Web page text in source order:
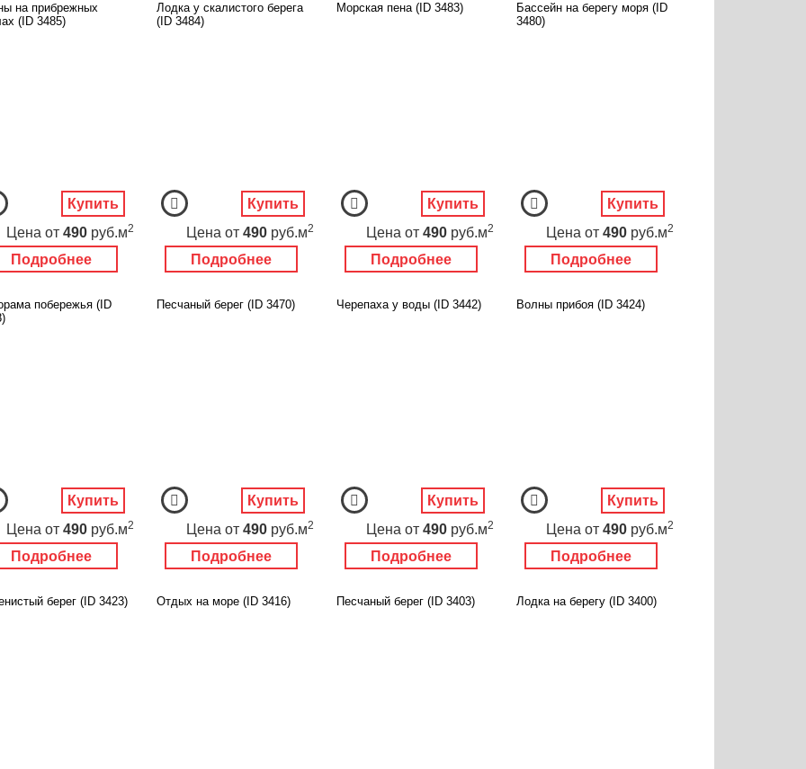
на прибрежных
(ID 3485)
Подробнее
Цена от 490 руб.м2
Купить
Лодка у скалистого берега
(ID 3484)
Подробнее
Цена от 490 руб.м2
Купить
Морская пена (ID 3483)
Подробнее
Цена от 490 руб.м2
Купить
Бассейн на берегу моря (ID
3480)
Подробнее
Цена от 490 руб.м2
Купить
побережья (ID
Подробнее
Цена от 490 руб.м2
Купить
Песчаный берег (ID 3470)
Подробнее
Цена от 490 руб.м2
Купить
Черепаха у воды (ID 3442)
Подробнее
Цена от 490 руб.м2
Купить
Волны прибоя (ID 3424)
Подробнее
Цена от 490 руб.м2
Купить
берег (ID 3423) Отдых на море (ID 3416) Песчаный берег (ID 3403) Лодка на берегу (ID 3400)